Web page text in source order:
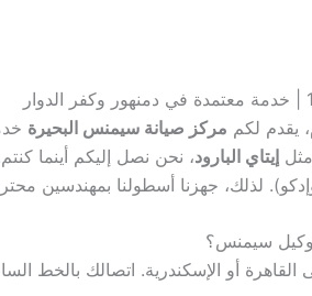
يقدم لكم مركز صيانة سيمنس البحيرة
إيتاي البارود، نحن نصل إليكم أينما
لذلك، جهزنا أسطولنا بمهندسين
سيمنس؟
القاهرة أو الإسكندرية. اتصالك بالخط